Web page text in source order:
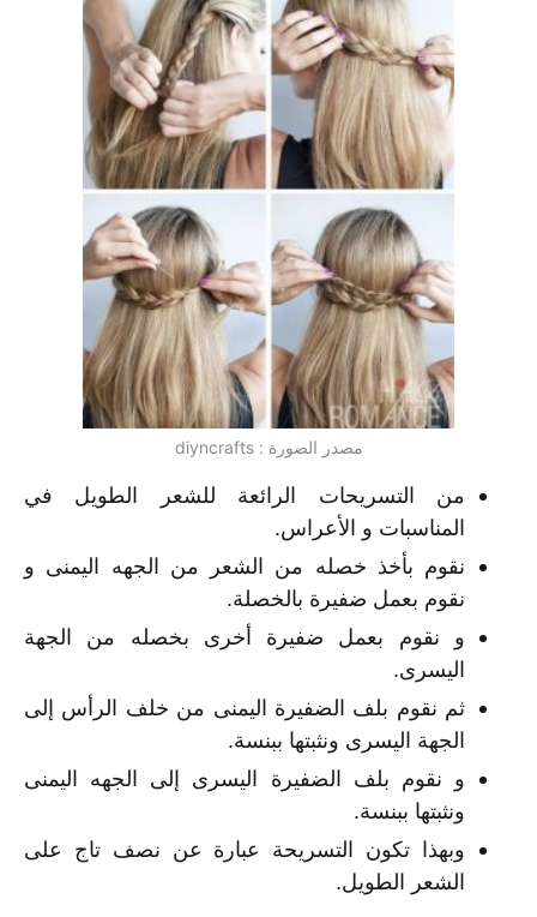
مصدر الصورة : diyncrafts
من التسريحات الرائعة للشعر الطويل في
المناسبات و الأعراس.
نقوم بأخذ خصله من الشعر من الجهه اليمنى و
نقوم بعمل ضفيرة بالخصلة.
و نقوم بعمل ضفيرة أخرى بخصله من الجهة
اليسرى.
ثم نقوم بلف الضفيرة اليمنى من خلف الرأس إلى
الجهة اليسرى ونثبتها ببنسة.
و نقوم بلف الضفيرة اليسرى إلى الجهه اليمنى
ونثبتها ببنسة.
وبهذا تكون التسريحة عبارة عن نصف تاج على
الشعر الطويل.